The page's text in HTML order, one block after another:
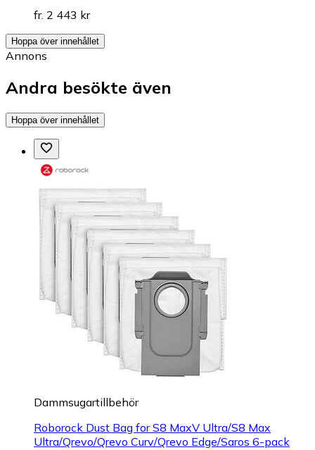
fr. 2 443 kr
Hoppa över innehållet
Annons
Andra besökte även
Hoppa över innehållet
Dammsugartillbehör
Roborock Dust Bag for S8 MaxV Ultra/S8 Max
Ultra/Qrevo/Qrevo Curv/Qrevo Edge/Saros 6-pack